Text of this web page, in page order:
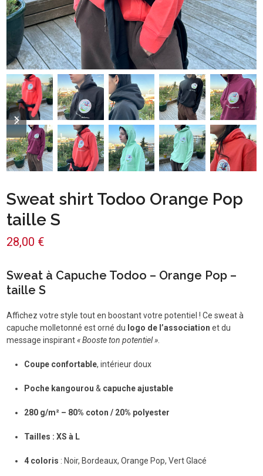
previous
slide
next
slide
Sweat shirt Todoo Orange Pop
taille S
28,00 €
Sweat à Capuche Todoo – Orange Pop –
taille S
Affichez votre style tout en boostant votre potentiel ! Ce sweat à
capuche molletonné est orné du logo de l’association et du
message inspirant« Booste ton potentiel »
Coupe confortable, intérieur doux
Poche kangourou & capuche ajustable
280 g/m² – 80% coton / 20% polyester
Tailles : XS à L
4 coloris : Noir, Bordeaux, Orange Pop, Vert Glacé